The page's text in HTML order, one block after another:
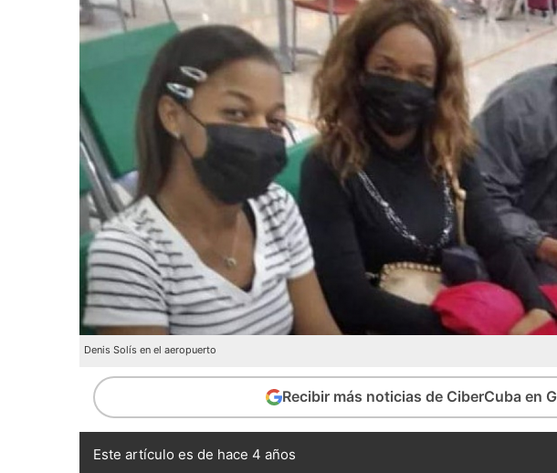
Denis Solís en el aeropuerto
Recibir más noticias de CiberCuba en
Este artículo es de hace 4 años